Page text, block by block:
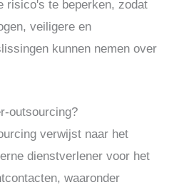
risico's te beperken, zodat
veiligere en
kunnen nemen over
outsourcing?
verwijst naar het
dienstverlener voor het
waaronder